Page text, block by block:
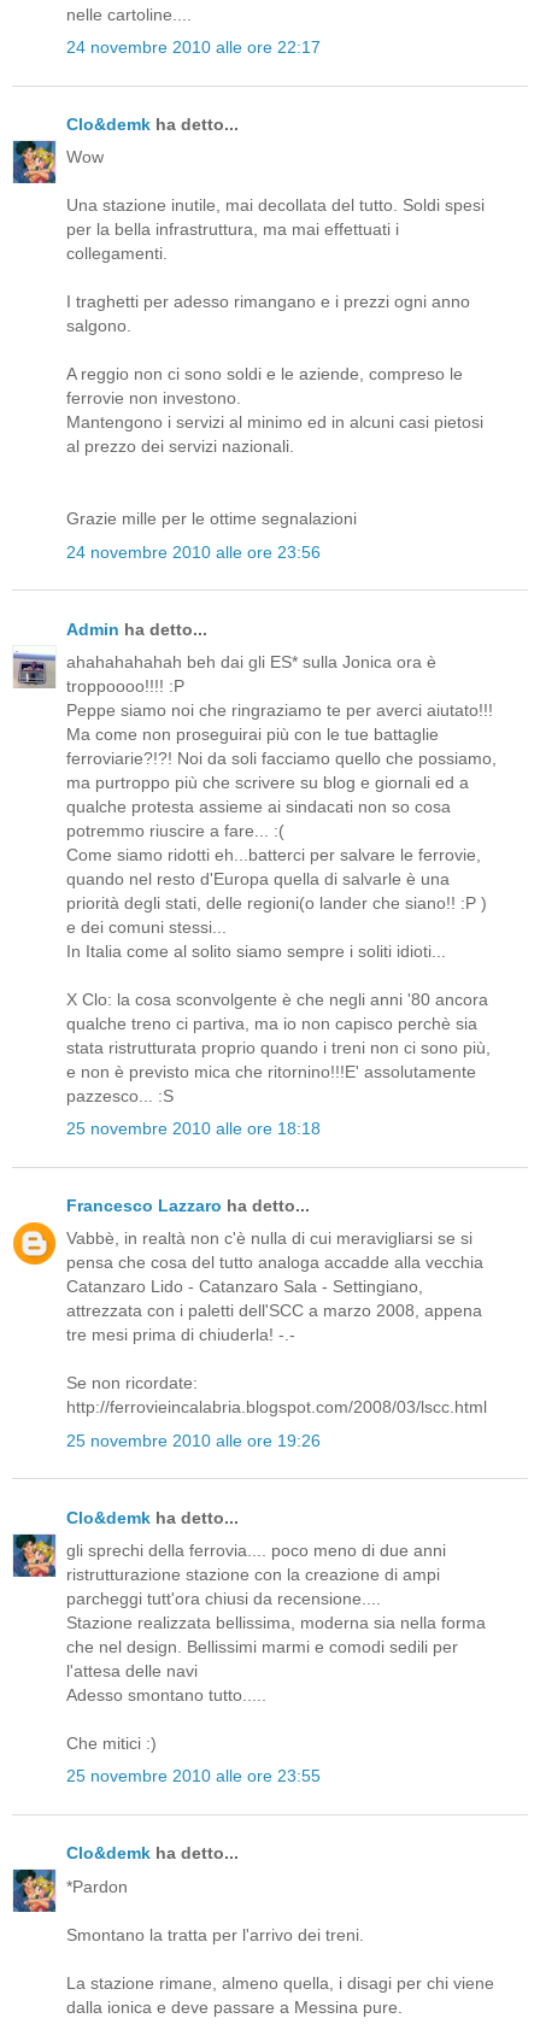
nelle cartoline....
24 novembre 2010 alle ore 22:17
Clo&demk ha detto...
Wow
Una stazione inutile, mai decollata del tutto. Soldi spesi
per la bella infrastruttura, ma mai effettuati i
collegamenti.
I traghetti per adesso rimangano e i prezzi ogni anno
salgono.
A reggio non ci sono soldi e le aziende, compreso le
ferrovie non investono.
Mantengono i servizi al minimo ed in alcuni casi pietosi
al prezzo dei servizi nazionali.
Grazie mille per le ottime segnalazioni
24 novembre 2010 alle ore 23:56
Admin ha detto...
ahahahahahah beh dai gli ES* sulla Jonica ora è
troppoooo!!!! :P
Peppe siamo noi che ringraziamo te per averci aiutato!!!
Ma come non proseguirai più con le tue battaglie
ferroviarie?!?! Noi da soli facciamo quello che possiamo,
ma purtroppo più che scrivere su blog e giornali ed a
qualche protesta assieme ai sindacati non so cosa
potremmo riuscire a fare... :(
Come siamo ridotti eh...batterci per salvare le ferrovie,
quando nel resto d'Europa quella di salvarle è una
priorità degli stati, delle regioni(o lander che siano!! :P )
e dei comuni stessi...
In Italia come al solito siamo sempre i soliti idioti...
X Clo: la cosa sconvolgente è che negli anni '80 ancora
qualche treno ci partiva, ma io non capisco perchè sia
stata ristrutturata proprio quando i treni non ci sono più,
e non è previsto mica che ritornino!!!E' assolutamente
pazzesco... :S
25 novembre 2010 alle ore 18:18
Francesco Lazzaro ha detto...
Vabbè, in realtà non c'è nulla di cui meravigliarsi se si
pensa che cosa del tutto analoga accadde alla vecchia
Catanzaro Lido - Catanzaro Sala - Settingiano,
attrezzata con i paletti dell'SCC a marzo 2008, appena
tre mesi prima di chiuderla! -.-
Se non ricordate:
http://ferrovieincalabria.blogspot.com/2008/03/lscc.html
25 novembre 2010 alle ore 19:26
Clo&demk ha detto...
gli sprechi della ferrovia.... poco meno di due anni
ristrutturazione stazione con la creazione di ampi
parcheggi tutt'ora chiusi da recensione....
Stazione realizzata bellissima, moderna sia nella forma
che nel design. Bellissimi marmi e comodi sedili per
l'attesa delle navi
Adesso smontano tutto.....
Che mitici :)
25 novembre 2010 alle ore 23:55
Clo&demk ha detto...
*Pardon
Smontano la tratta per l'arrivo dei treni.
La stazione rimane, almeno quella, i disagi per chi viene
dalla ionica e deve passare a Messina pure.